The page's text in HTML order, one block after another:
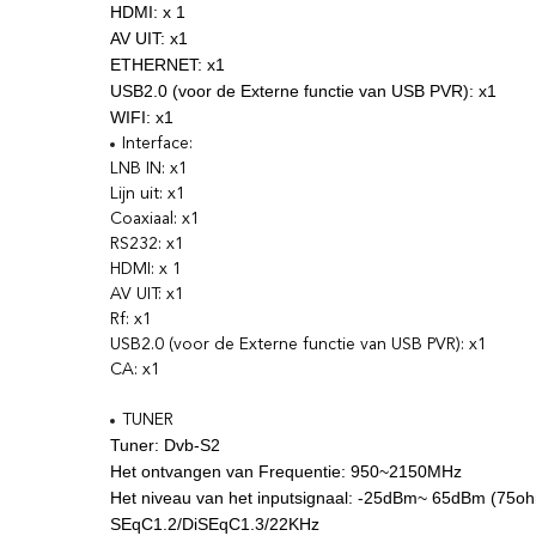
HDMI: x 1
AV UIT: x1
ETHERNET: x1
USB2.0 (voor de Externe functie van USB PVR): x1
WIFI: x1
Interface:
LNB IN: x1
Lijn uit: x1
Coaxiaal: x1
RS232: x1
HDMI: x 1
AV UIT: x1
Rf: x1
USB2.0 (voor de Externe functie van USB PVR): x1
CA: x1
TUNER
Tuner: Dvb-S2
Het ontvangen van Frequentie: 950~2150MHz
Het niveau van het inputsignaal: -25dBm~ 65dBm
SEqC1.2/DiSEqC1.3/22KHz